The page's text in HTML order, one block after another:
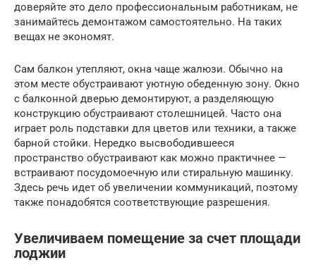
доверяйте это дело профессиональным работникам, не
занимайтесь демонтажом самостоятельно. На таких
вещах не экономят.
Сам балкон утепляют, окна чаще жалюзи. Обычно на
этом месте обустраивают уютную обеденную зону. Окно
с балконной дверью демонтируют, а разделяющую
конструкцию обустраивают столешницей. Часто она
играет роль подставки для цветов или техники, а также
барной стойки. Нередко высвободившееся
пространство обустраивают как можно практичнее —
встраивают посудомоечную или стиральную машинку.
Здесь речь идет об увеличении коммуникаций, поэтому
также понадобятся соответствующие разрешения.
Увеличиваем помещение за счет площади
лоджии